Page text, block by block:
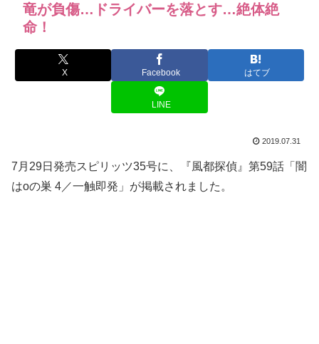
竜が負傷…ドライバーを落とす…絶体絶
命！
X Facebook はてブ
LINE
2019.07.31
7月29日発売スピリッツ35号に、『風都探偵』第59話「闇
はoの巣 4／一触即発」が掲載されました。